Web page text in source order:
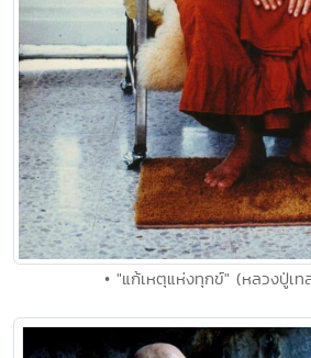
• "แก้เหตุแห่งทุกข์" (หลวงปู่เท